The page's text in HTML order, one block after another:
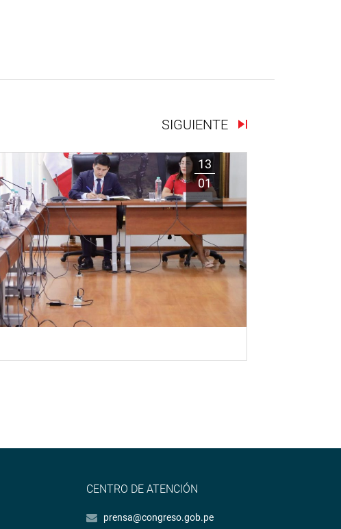
SIGUIENTE
13
01
CENTRO DE ATENCIÓN
prensa@congreso.gob.pe